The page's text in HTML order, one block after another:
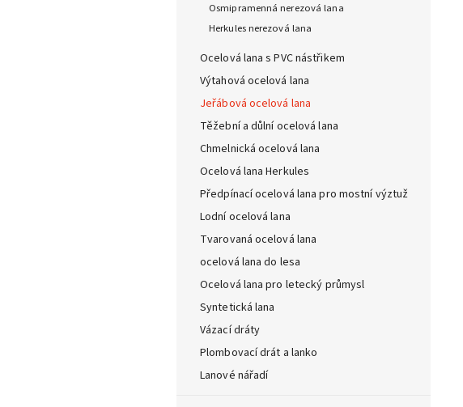
Osmipramenná nerezová lana
Herkules nerezová lana
Ocelová lana s PVC nástřikem
Výtahová ocelová lana
Jeřábová ocelová lana
Těžební a důlní ocelová lana
Chmelnická ocelová lana
Ocelová lana Herkules
Předpínací ocelová lana pro mostní výztuž
Lodní ocelová lana
Tvarovaná ocelová lana
ocelová lana do lesa
Ocelová lana pro letecký průmysl
Syntetická lana
Vázací dráty
Plombovací drát a lanko
Lanové nářadí